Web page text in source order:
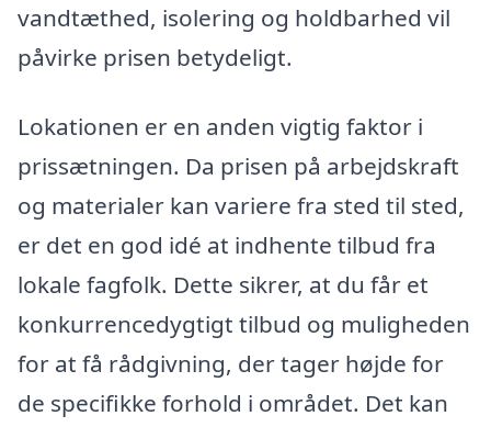
vandtæthed, isolering og holdbarhed vil
påvirke prisen betydeligt.
Lokationen er en anden vigtig faktor i
prissætningen. Da prisen på arbejdskraft
og materialer kan variere fra sted til sted,
er det en god idé at indhente tilbud fra
lokale fagfolk. Dette sikrer, at du får et
konkurrencedygtigt tilbud og muligheden
for at få rådgivning, der tager højde for
de specifikke forhold i området. Det kan